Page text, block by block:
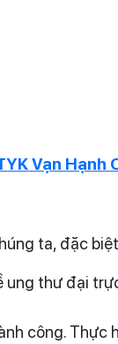
Vạn Hạnh
ta, đặc
ung thư đại
công.